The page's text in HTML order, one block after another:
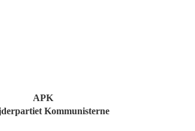
APK
Kommunisterne